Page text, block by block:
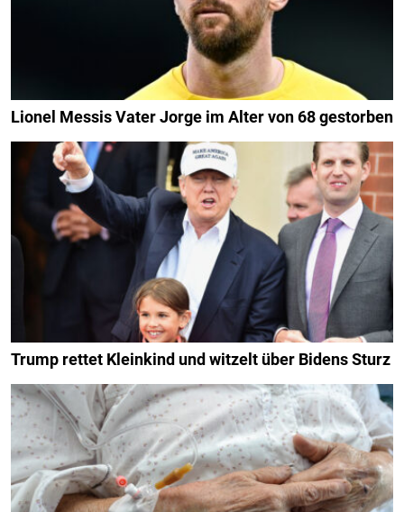
Lionel Messis Vater Jorge im Alter von 68 gestorben
Trump rettet Kleinkind und witzelt über Bidens Sturz